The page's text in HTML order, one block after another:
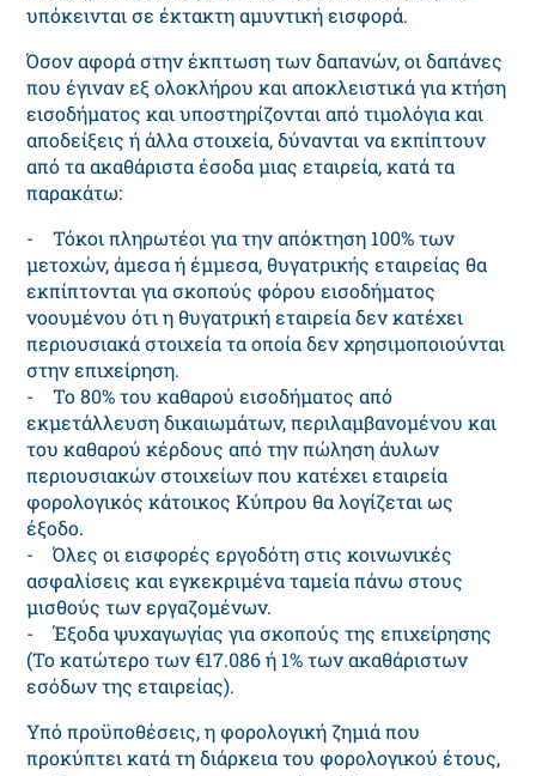
υπόκεινται σε έκτακτη αμυντική εισφορά.
Όσον αφορά στην έκπτωση των δαπανών, οι δαπάνες
που έγιναν εξ ολοκλήρου και αποκλειστικά για κτήση
εισοδήματος και υποστηρίζονται από τιμολόγια και
αποδείξεις ή άλλα στοιχεία, δύνανται να εκπίπτουν
από τα ακαθάριστα έσοδα μιας εταιρεία, κατά τα
παρακάτω:
- Τόκοι πληρωτέοι για την απόκτηση 100% των
μετοχών, άμεσα ή έμμεσα, θυγατρικής εταιρείας θα
εκπίπτονται για σκοπούς φόρου εισοδήματος
νοουμένου ότι η θυγατρική εταιρεία δεν κατέχει
περιουσιακά στοιχεία τα οποία δεν χρησιμοποιούνται
στην επιχείρηση.
- Το 80% του καθαρού εισοδήματος από
εκμετάλλευση δικαιωμάτων, περιλαμβανομένου και
του καθαρού κέρδους από την πώληση άυλων
περιουσιακών στοιχείων που κατέχει εταιρεία
φορολογικός κάτοικος Κύπρου θα λογίζεται ως
έξοδο.
- Όλες οι εισφορές εργοδότη στις κοινωνικές
ασφαλίσεις και εγκεκριμένα ταμεία πάνω στους
μισθούς των εργαζομένων.
- Έξοδα ψυχαγωγίας για σκοπούς της επιχείρησης
(Το κατώτερο των €17.086 ή 1% των ακαθάριστων
εσόδων της εταιρείας).
Υπό προϋποθέσεις, η φoρoλoγική ζημιά πoυ
πρoκύπτει κατά τη διάρκεια τoυ φoρoλoγικoύ έτoυς,